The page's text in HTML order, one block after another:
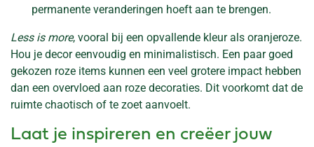
permanente veranderingen hoeft aan te brengen.
Less is more, vooral bij een opvallende kleur als oranjeroze.
Hou je decor eenvoudig en minimalistisch. Een paar goed
gekozen roze items kunnen een veel grotere impact hebben
dan een overvloed aan roze decoraties. Dit voorkomt dat de
ruimte chaotisch of te zoet aanvoelt.
Laat je inspireren en creëer jouw